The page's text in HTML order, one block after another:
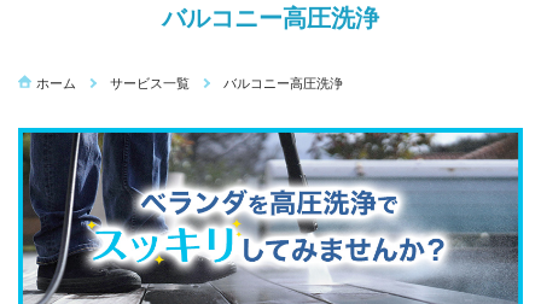
バルコニー高圧洗浄
ホーム サービス一覧 バルコニー高圧洗浄